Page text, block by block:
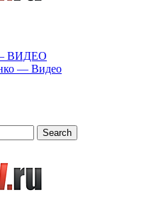
ВИДЕО
— Видео
Search